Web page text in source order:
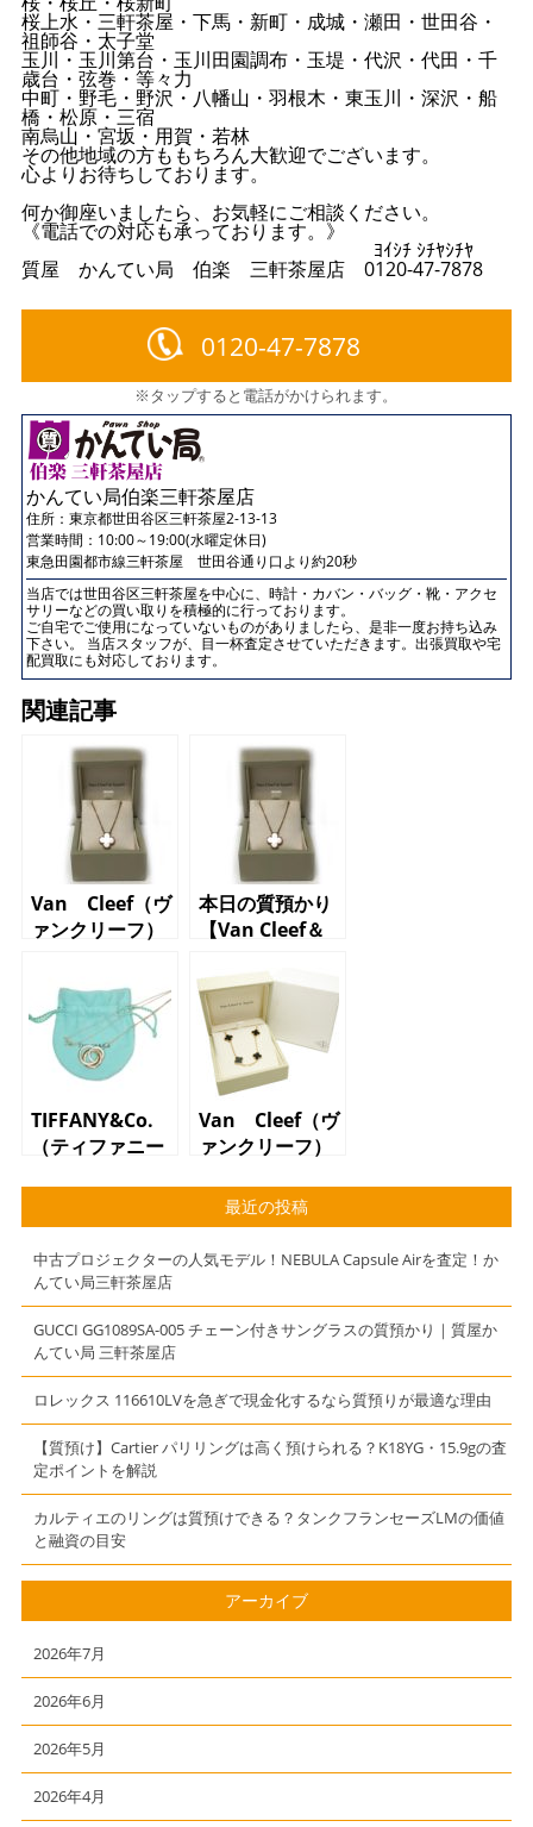
桜上水・三軒茶屋・下馬・新町・成城・瀬田・世田谷・
祖師谷・太子堂
玉川・玉川第台・玉川田園調布・玉堤・代沢・代田・千
歳台・弦巻・等々力
中町・野毛・野沢・八幡山・羽根木・東玉川・深沢・船
橋・松原・三宿
南烏山・宮坂・用賀・若林
その他地域の方ももちろん大歓迎でございます。
心よりお待ちしております。
何か御座いましたら、お気軽にご相談ください。
《電話での対応も承っております。》
ﾖｲｼﾁ ｼﾁﾔｼﾁﾔ
質屋 かんてい局 伯楽 三軒茶屋店 0120-47-7878
0120-47-7878
※タップすると電話がかけられます。
かんてい局伯楽三軒茶屋店
住所： 東京都世田谷区三軒茶屋2-13-13
営業時間：10:00～19:00(水曜定休日)
東急田園都市線三軒茶屋 世田谷通り口より約20秒
当店では世田谷区三軒茶屋を中心に、時計・カバン・バッグ・靴・アクセ
サリーなどの買い取りを積極的に行っております。
ご自宅でご使用になっていないものがありましたら、是非一度お持ち込み
下さい。 当店スタッフが、目一杯査定させていただきます。出張買取や宅
配買取にも対応しております。
関連記事
Van Cleef（ヴ
ァンクリーフ）
ルハンブラ 18
金（K18）5g
本日の質預かり
【Van Cleef＆
クリーフ＆アー
ペル）ﾈｯｸﾚｽ
K18 アルハン
ブラ】
TIFFANY&Co.
（ティファニー
ーロッキング
2012METAL
Van Cleef（ヴ
ァンクリーフ）
ネックレス オ
ニキス
最近の投稿
中古プロジェクターの人気モデル！NEBULA Capsule Airを査定！か
んてい局三軒茶屋店
GUCCI GG1089SA-005 チェーン付きサングラスの質預かり｜質屋か
んてい局 三軒茶屋店
ロレックス 116610LVを急ぎで現金化するなら質預りが最適な理由
【質預け】Cartier パリリングは高く預けられる？K18YG・15.9gの査
定ポイントを解説
カルティエのリングは質預けできる？タンクフランセーズLMの価値
と融資の目安
アーカイブ
2026年7月
2026年6月
2026年5月
2026年4月